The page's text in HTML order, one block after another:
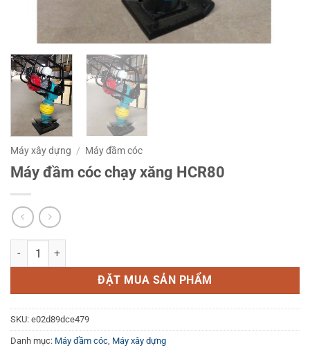
Máy xây dựng / Máy đầm cóc
Máy đầm cóc chạy xăng HCR80
Máy đầm cóc chạy xăng HCR80 số lượng
ĐẶT MUA SẢN PHẨM
SKU: e02d89dce479
Danh mục: Máy đầm cóc Máy xây dựng